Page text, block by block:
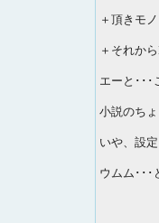
＋頂きモ
＋それか
エーと･･･
小説のち
いや、設
ウムム･･･